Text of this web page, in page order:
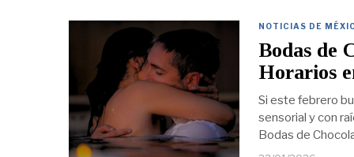
NOTICIAS DE
Bodas de
Horarios
Si este febrero
sensorial y con
Bodas de